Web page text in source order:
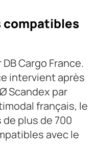
compatibles
Cargo France.
intervient après
Scandex par
français, le
plus de 700
avec le